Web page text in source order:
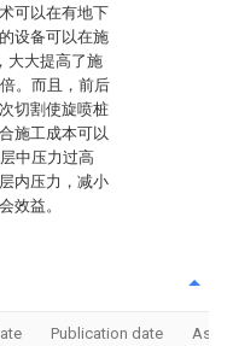
可以在有地下
设备可以在施
大大提高了施
。而且，前后
切割使旋喷桩
施工成本可以
中压力过高
内压力，减小
效益。
Publication date